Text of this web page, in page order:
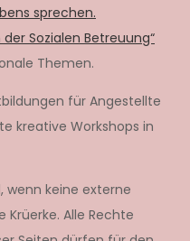
sprechen.
Sozialen Betreuung“
Themen.
für Angestellte
kreative Workshops in
wenn keine externe
Krüerke. Alle Rechte